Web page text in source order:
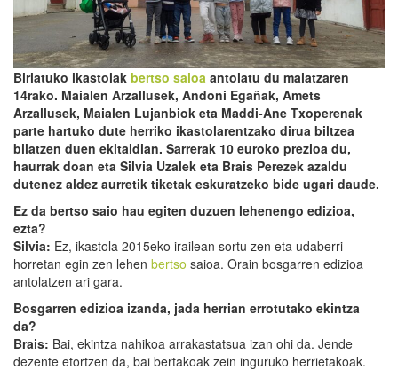
Biriatuko ikastolak bertso saioa antolatu du maiatzaren
14rako. Maialen Arzallusek, Andoni Egañak, Amets
Arzallusek, Maialen Lujanbiok eta Maddi-Ane Txoperenak
parte hartuko dute herriko ikastolarentzako dirua biltzea
bilatzen duen ekitaldian. Sarrerak 10 euroko prezioa du,
haurrak doan eta Silvia Uzalek eta Brais Perezek azaldu
dutenez aldez aurretik tiketak eskuratzeko bide ugari daude.
Ez da bertso saio hau egiten duzuen lehenengo edizioa,
ezta?
Silvia: Ez, ikastola 2015eko irailean sortu zen eta udaberri
horretan egin zen lehen bertso saioa. Orain bosgarren edizioa
antolatzen ari gara.
Bosgarren edizioa izanda, jada herrian errotutako ekintza
da?
Brais: Bai, ekintza nahikoa arrakastatsua izan ohi da. Jende
dezente etortzen da, bai bertakoak zein inguruko herrietakoak.